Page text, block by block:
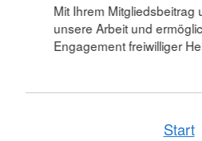
Mit Ihrem Mitgliedsbeitrag
unsere Arbeit und
Engagement freiwilliger
Start